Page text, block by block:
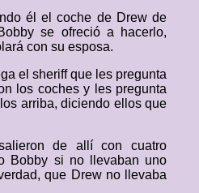
él el coche de Drew de
se ofreció a hacerlo,
con su esposa.
el sheriff que les pregunta
los coches y les pregunta
arriba, diciendo ellos que
de allí con cuatro
Bobby si no llevaban uno
que Drew no llevaba